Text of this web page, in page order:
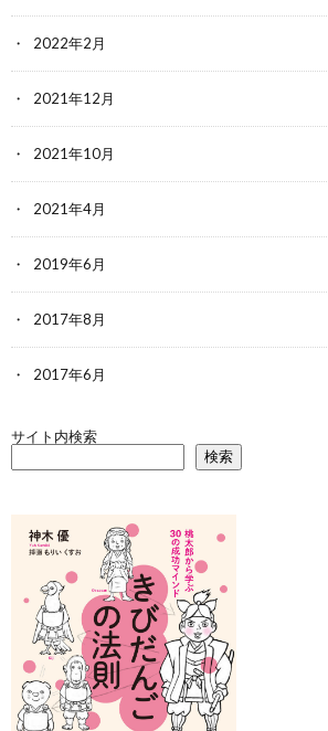
2022年2月
2021年12月
2021年10月
2021年4月
2019年6月
2017年8月
2017年6月
サイト内検索
検索